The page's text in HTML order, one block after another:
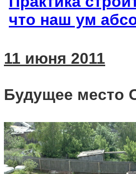
что наш ум
11 июня 2011
Будущее место